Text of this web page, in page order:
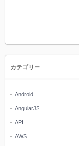
カテゴリー
Android
AngularJS
API
AWS